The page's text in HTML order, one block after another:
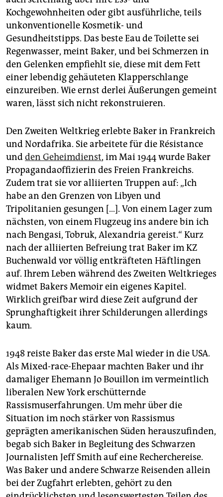
Kochgewohnheiten oder gibt ausführliche, teils
unkonventionelle Kosmetik- und
Gesundheitstipps. Das beste Eau de Toilette sei
Regenwasser, meint Baker, und bei Schmerzen in
den Gelenken empfiehlt sie, diese mit dem Fett
einer lebendig gehäuteten Klapperschlange
einzureiben. Wie ernst derlei Äußerungen gemeint
waren, lässt sich nicht rekonstruieren.
Den Zweiten Weltkrieg erlebte Baker in Frankreich
und Nordafrika. Sie arbeitete für die Résistance
undden Geheimdienst, im Mai 1944 wurde Baker
Propagandaoffizierin des Freien Frankreichs.
Zudem trat sie vor alliierten Truppen auf: „Ich
habe an den Grenzen von Libyen und
Tripolitanien gesungen […]. Von einem Lager zum
nächsten, von einem Flugzeug ins andere bin ich
nach Bengasi, Tobruk, Ale­xandria gereist.“ Kurz
nach der alliierten Befreiung trat Baker im KZ
Buchenwald vor völlig entkräfteten Häftlingen
auf. Ihrem Leben während des Zweiten Weltkrieges
widmet Bakers ­Memoir ein eigenes Kapitel.
Wirklich greifbar wird diese Zeit aufgrund der
Sprunghaftigkeit ihrer Schilderungen allerdings
kaum.
1948 reiste Baker das erste Mal wieder in die USA.
Als Mixed-race-Ehepaar machten Baker und ihr
damaliger Ehemann Jo Bouillon im vermeintlich
liberalen New York erschütternde
Rassismuserfahrungen. Um mehr über die
Situation im noch stärker von Rassismus
geprägten amerikanischen Süden herauszufinden,
begab sich ­Baker in Begleitung des Schwarzen
Journalisten Jeff Smith auf eine Recherchereise.
Was Baker und andere Schwarze Reisenden allein
bei der Zugfahrt erlebten, gehört zu den